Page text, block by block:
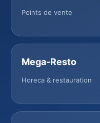
Points de vente
Mega-Resto
Horeca & restauration